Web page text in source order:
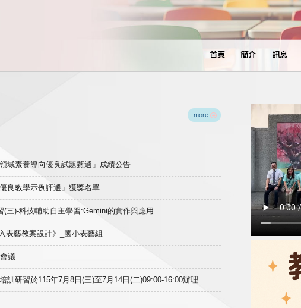
首頁 簡介 訊息
more
域素養導向優良試題甄選」成績公告
良教學示例評選」獲獎名單
三)-科技輔助自主學習:Gemini的實作與應用
表藝教案設計》_國小表藝組
議
訓研習於115年7月8日(三)至7月14日(二)09:00-16:00辦理